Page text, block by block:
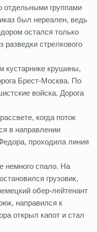
отдельными группами
был нереален, ведь
остался только
разведки стрелкового
кустарнике крушины,
Брест-Москва. По
войска. Дорога
когда поток
в направлении
проходила линия
немного спало. На
грузовик,
обер-лейтенант
направился к
открыл капот и стал